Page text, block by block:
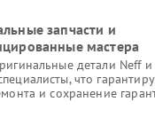
запчасти и
мастера
детали Neff
что
и сохранение